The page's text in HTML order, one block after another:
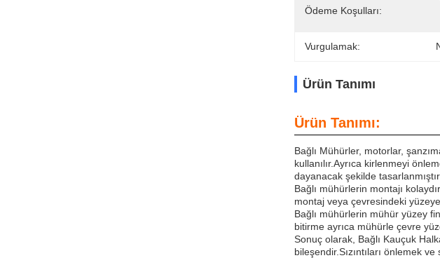
Ödeme Koşulları:
Vurgulamak:
Ürün Tanımı
Ürün Tanımı:
Bağlı Mühürler, motorlar,
kullanılır.Ayrıca kirlenmeyi
dayanacak şekilde
Bağlı mühürlerin montajı
montaj veya çevresindeki
Bağlı mühürlerin mühür yüzey
bitirme ayrıca mühürle çevre
Sonuç olarak, Bağlı Kauçuk
bileşendir.Sızıntıları önlemek